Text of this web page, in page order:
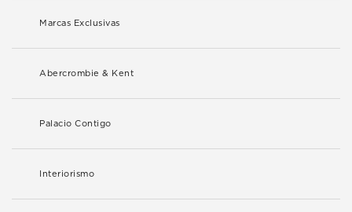
Marcas Exclusivas
Abercrombie & Kent
Palacio Contigo
Interiorismo